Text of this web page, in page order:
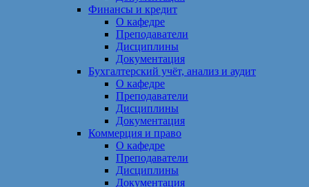
Финансы и кредит
О кафедре
Преподаватели
Дисциплины
Документация
Бухгалтерский учёт, анализ и аудит
О кафедре
Преподаватели
Дисциплины
Документация
Коммерция и право
О кафедре
Преподаватели
Дисциплины
Документация